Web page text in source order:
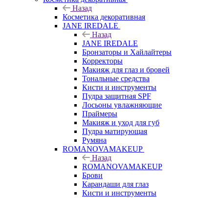
Назад
Косметика декоративная
JANE IREDALE
Назад
JANE IREDALE
Бронзаторы и Хайлайтеры
Корректоры
Макияж для глаз и бровей
Тональные средства
Кисти и инструменты
Пудра защитная SPF
Лосьоны увлажняющие
Праймеры
Макияж и уход для губ
Пудра матирующая
Румяна
ROMANOVAMAKEUP
Назад
ROMANOVAMAKEUP
Брови
Карандаши для глаз
Кисти и инструменты